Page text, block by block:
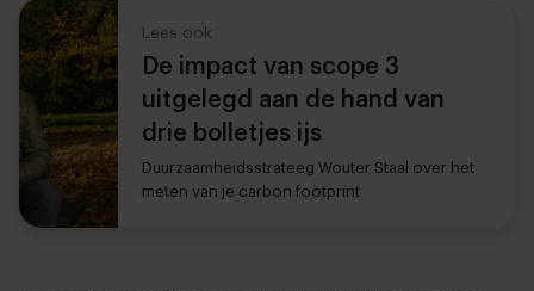
Lees ook
De impact van scope 3
uitgelegd aan de hand van
drie bolletjes ijs
Duurzaamheidsstrateeg Wouter Staal over het
meten van je carbon footprint